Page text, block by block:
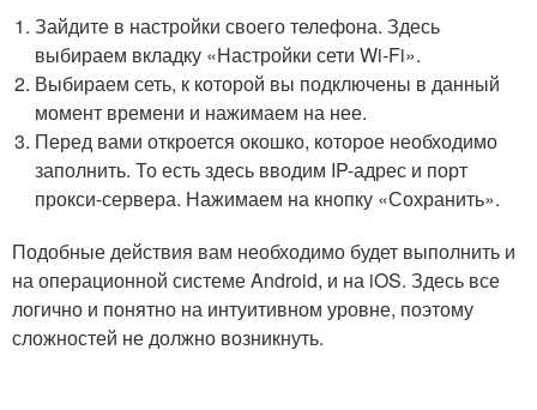
Зайдите в настройки своего телефона. Здесь
выбираем вкладку «Настройки сети Wi-Fi».
Выбираем сеть, к которой вы подключены в данный
момент времени и нажимаем на нее.
Перед вами откроется окошко, которое необходимо
заполнить. То есть здесь вводим IP-адрес и порт
прокси-сервера. Нажимаем на кнопку «Сохранить».
Подобные действия вам необходимо будет выполнить и
на операционной системе Android, и на iOS. Здесь все
логично и понятно на интуитивном уровне, поэтому
сложностей не должно возникнуть.